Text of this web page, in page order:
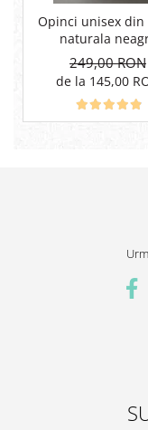
Opinci unisex din
naturala
249,00 RON
de la 145,00